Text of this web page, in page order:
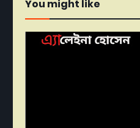
You might like